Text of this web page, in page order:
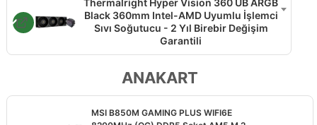
Thermalright Hyper Vision 360 UB ARGB
Black 360mm Intel-AMD Uyumlu İşlemci
Sıvı Soğutucu - 2 Yıl Birebir Değişim
Garantili
ANAKART
MSI B850M GAMING PLUS WIFI6E